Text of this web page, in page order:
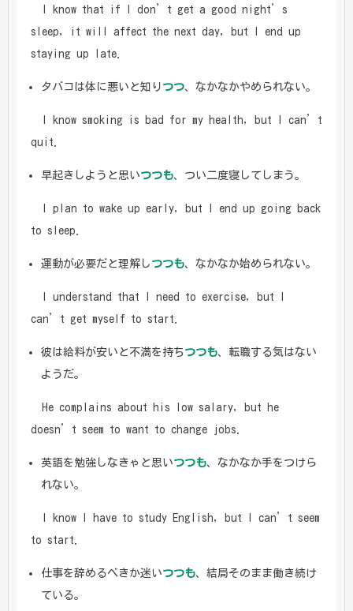
I know that if I don’t get a good night’s
sleep, it will affect the next day, but I end up
staying up late.
タバコは体に悪いと知り つつ、なかなかやめられない。
I know smoking is bad for my health, but I can’t
quit.
早起きしようと思いつつも、つい二度寝してしまう。
I plan to wake up early, but I end up going back
to sleep.
運動が必要だと理解し つつも、なかなか始められない。
I understand that I need to exercise, but I
can’t get myself to start.
彼は給料が安いと不満を持ちつつも、転職する気はない
ようだ。
He complains about his low salary, but he
doesn’t seem to want to change jobs.
英語を勉強しなきゃと思いつつも、なかなか手をつけら
れない。
I know I have to study English, but I can’t seem
to start.
仕事を辞めるべきか迷いつつも、結局そのまま働き続け
ている。